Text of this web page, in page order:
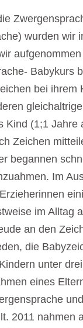
wurden wir
Babykurs
bei ihrem
Kind (1;1 Jahre
Zeichen
begannen
Im
im Alltag
an den
die
unter
eines
2011 nahmen